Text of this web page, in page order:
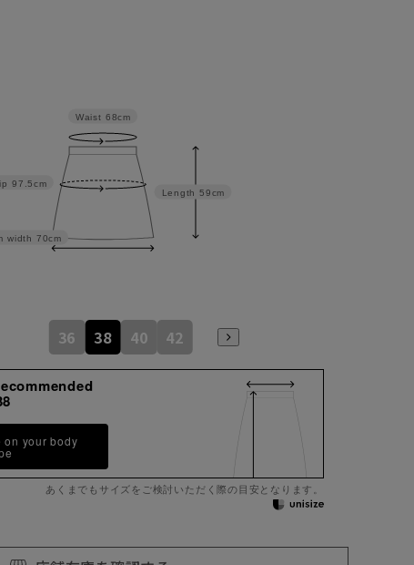
Length 59cm
width 70cm
97.5cm
Waist 68cm
36 38 40 42
on your body
あくまでもサイズをご検討いただく際の目安となります。